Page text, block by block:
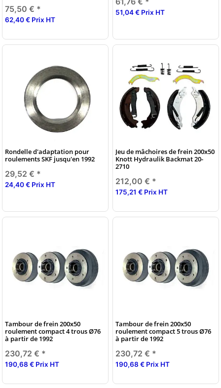
75,50 € *
62,40 € Prix HT
51,04 € Prix HT
Rondelle d'adaptation pour
roulements SKF jusqu'en 1992
29,52 € *
24,40 € Prix HT
Jeu de mâchoires de frein 200x50
Knott Hydraulik Backmat 20-
2710
212,00 € *
175,21 € Prix HT
Tambour de frein 200x50
roulement compact 4 trous Ø76
à partir de 1992
230,72 € *
190,68 € Prix HT
Tambour de frein 200x50
roulement compact 5 trous Ø76
à partir de 1992
230,72 € *
190,68 € Prix HT